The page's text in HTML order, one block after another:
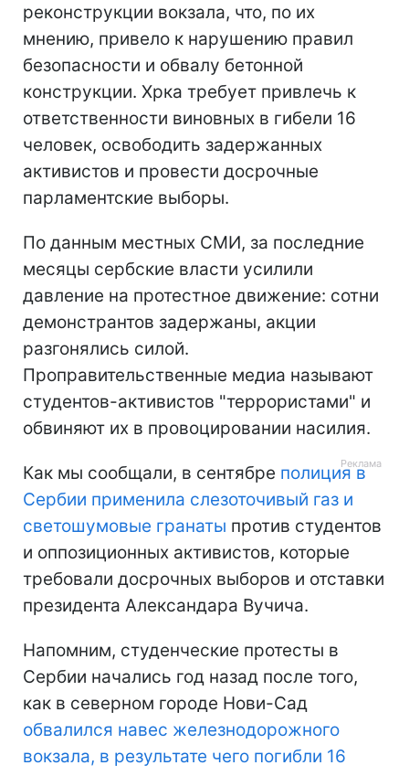
реконструкции вокзала, что, по их
мнению, привело к нарушению правил
безопасности и обвалу бетонной
конструкции. Хрка требует привлечь к
ответственности виновных в гибели 16
человек, освободить задержанных
активистов и провести досрочные
парламентские выборы.
По данным местных СМИ, за последние
месяцы сербские власти усилили
давление на протестное движение: сотни
демонстрантов задержаны, акции
разгонялись силой.
Проправительственные медиа называют
студентов-активистов "террористами" и
обвиняют их в провоцировании насилия.
Как мы сообщали, в сентябре полиция в
Сербии применила слезоточивый газ и
светошумовые гранаты против студентов
и оппозиционных активистов, которые
требовали досрочных выборов и отставки
президента Александара Вучича.
Напомним, студенческие протесты в
Сербии начались год назад после того,
как в северном городе Нови-Сад
обвалился навес железнодорожного
вокзала, в результате чего погибли 16